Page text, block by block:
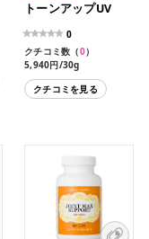
トーンアップUV
0
クチコミ数（0）
5,940円/30g
クチコミを見る